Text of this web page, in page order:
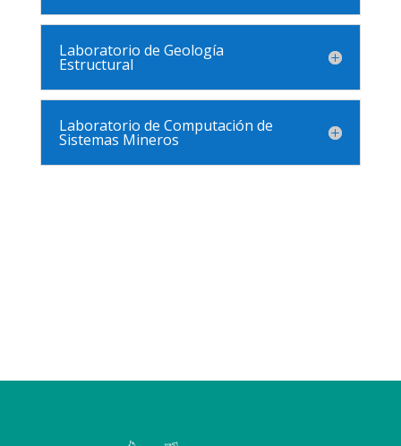
Laboratorio de Geología
Estructural
Laboratorio de Computación de
Sistemas Mineros